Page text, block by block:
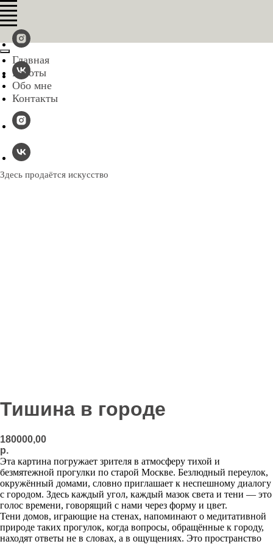
Главная
Работы
Обо мне
Контакты
Здесь продаётся искусство
Тишина в городе
180000,00
р.
Эта картина погружает зрителя в атмосферу тихой и
безмятежной прогулки по старой Москве. Безлюдный переулок,
окружённый домами, словно приглашает к неспешному диалогу
с городом. Здесь каждый угол, каждый мазок света и тени — это
голос времени, говорящий с нами через форму и цвет.
Тени домов, играющие на стенах, напоминают о медитативной
природе таких прогулок, когда вопросы, обращённые к городу,
находят ответы не в словах, а в ощущениях. Это пространство